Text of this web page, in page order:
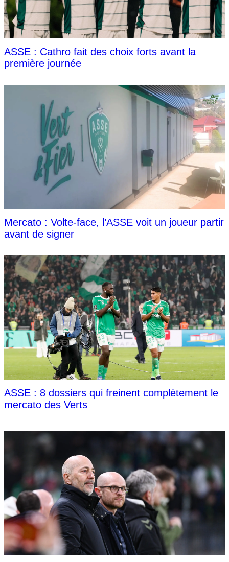
ASSE : Cathro fait des choix forts avant la
première journée
Mercato : Volte-face, l’ASSE voit un joueur partir
avant de signer
ASSE : 8 dossiers qui freinent complètement le
mercato des Verts